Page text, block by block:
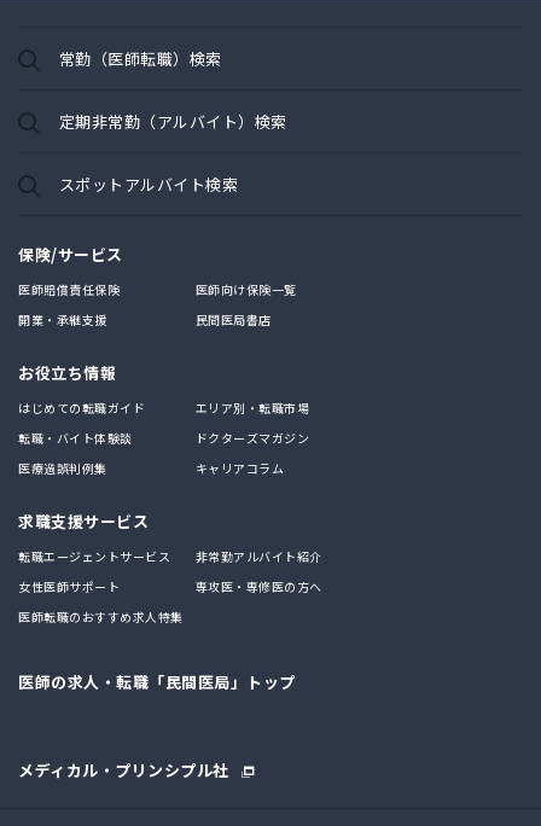
常勤（医師転職）検索
定期非常勤（アルバイト）検索
スポットアルバイト検索
保険/サービス
医師賠償責任保険
医師向け保険一覧
開業・承継支援
民間医局書店
お役立ち情報
はじめての転職ガイド
エリア別・転職市場
転職・バイト体験談
ドクターズマガジン
医療過誤判例集
キャリアコラム
求職支援サービス
転職エージェントサービス
非常勤アルバイト紹介
女性医師サポート
専攻医・専修医の方へ
医師転職のおすすめ求人特集
医師の求人・転職「民間医局」トップ
メディカル・プリンシプル社